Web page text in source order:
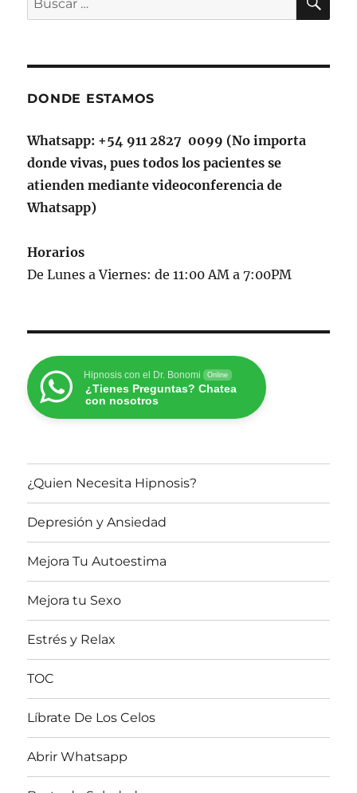
por:
DONDE ESTAMOS
Whatsapp: +54 911 2827 0099 (No importa
donde vivas, pues todos los pacientes se
atienden mediante videoconferencia de
Whatsapp)
Horarios
De Lunes a Viernes: de 11:00 AM a 7:00PM
Hipnosis con el Dr. Bonomi Online
¿Tienes Preguntas? Chatea
con nosotros
¿Quien Necesita Hipnosis?
Depresión y Ansiedad
Mejora Tu Autoestima
Mejora tu Sexo
Estrés y Relax
TOC
Líbrate De Los Celos
Abrir Whatsapp